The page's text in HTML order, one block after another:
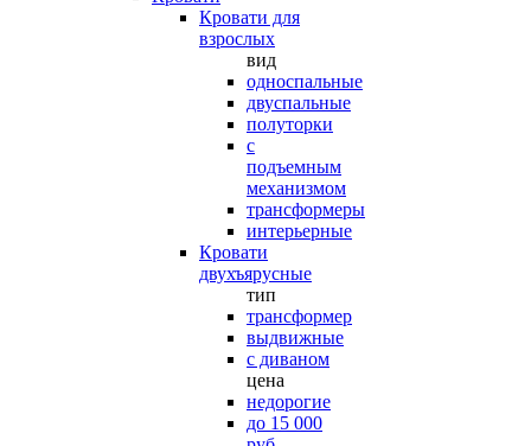
Кровати для
взрослых
вид
односпальные
двуспальные
полуторки
с
подъемным
механизмом
трансформеры
интерьерные
Кровати
двухъярусные
тип
трансформер
выдвижные
с диваном
цена
недорогие
до 15 000